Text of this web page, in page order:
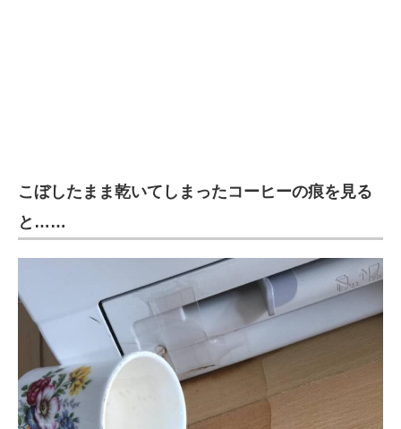
ちょっと気になるネットの話題
こぼしたまま乾いてしまったコーヒーの痕を見る
と……